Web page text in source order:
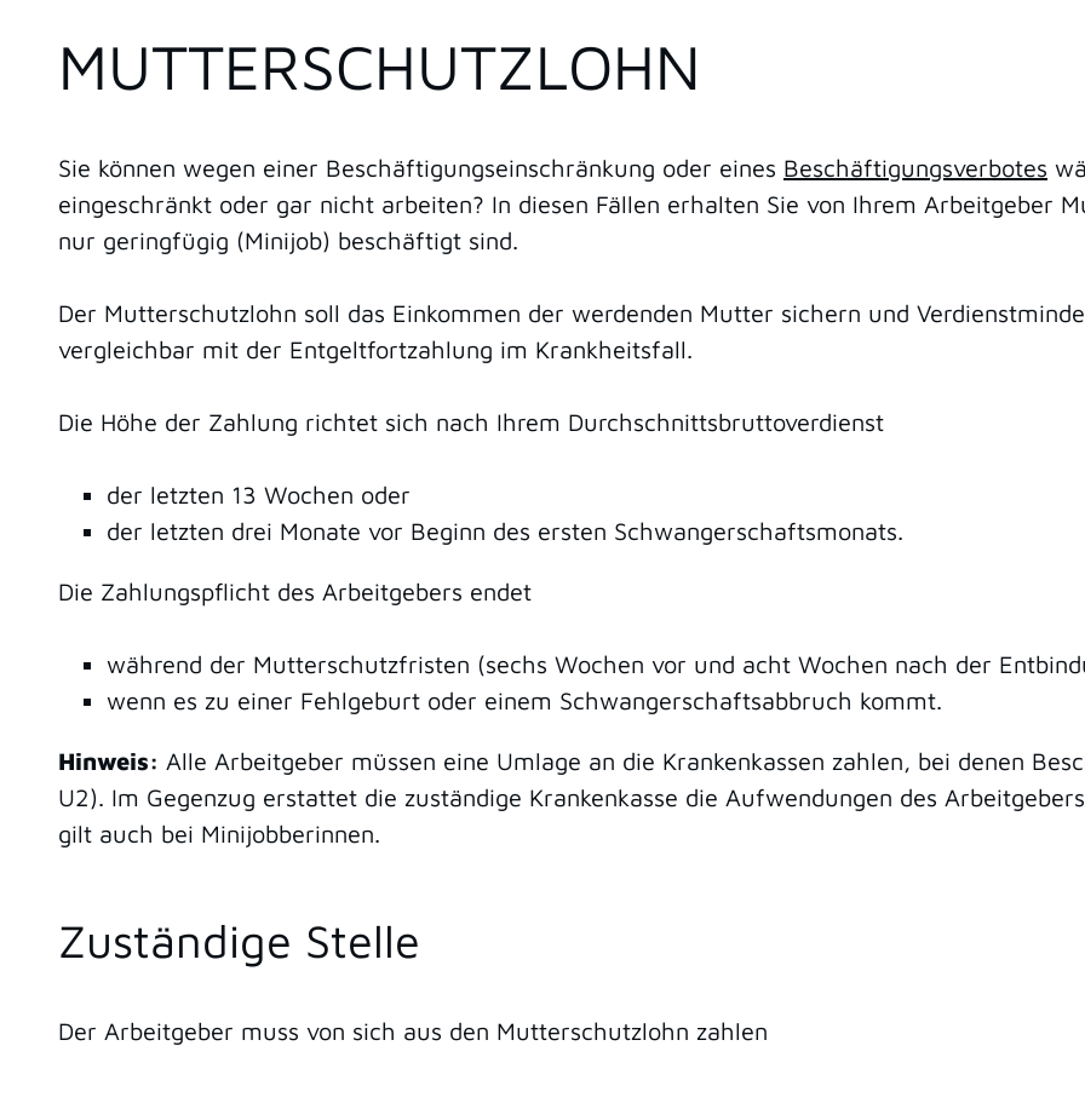
MUTTERSCHUTZLOHN
Sie können wegen einer Beschäftigungseinschränkung oder eines Beschäftigungsverbotes
eingeschränkt oder gar nicht arbeiten? In diesen Fällen erhalten Sie von Ihrem Arbeitgeber
nur geringfügig (Minijob) beschäftigt sind.
Der Mutterschutzlohn soll das Einkommen der werdenden Mutter sichern und
vergleichbar mit der Entgeltfortzahlung im Krankheitsfall.
Die Höhe der Zahlung richtet sich nach Ihrem Durchschnittsbruttoverdienst
der letzten 13 Wochen oder
der letzten drei Monate vor Beginn des ersten Schwangerschaftsmonats.
Die Zahlungspflicht des Arbeitgebers endet
während der Mutterschutzfristen (sechs Wochen vor und acht Wochen nach der
wenn es zu einer Fehlgeburt oder einem Schwangerschaftsabbruch kommt.
Hinweis: Alle Arbeitgeber müssen eine Umlage an die Krankenkassen zahlen, bei denen
U2). Im Gegenzug erstattet die zuständige Krankenkasse die Aufwendungen des
gilt auch bei Minijobberinnen.
Zuständige Stelle
Der Arbeitgeber muss von sich aus den Mutterschutzlohn zahlen